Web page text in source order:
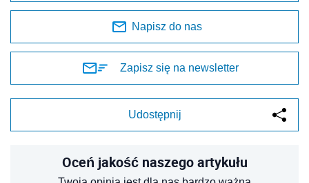
Napisz do nas
Zapisz się na newsletter
Udostępnij
Oceń jakość naszego artykułu